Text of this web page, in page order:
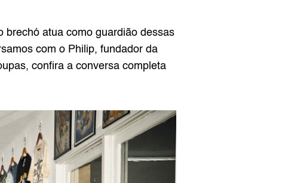
brechó atua como guardião dessas
com o Philip, fundador da
confira a conversa completa